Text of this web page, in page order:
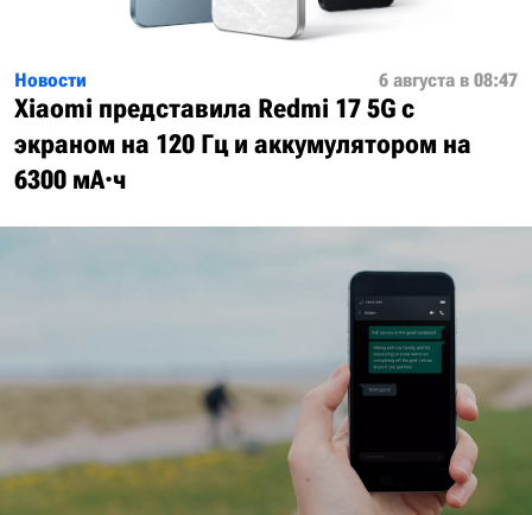
Новости 6 августа в 08:47
Xiaomi представила Redmi 17 5G с
экраном на 120 Гц и аккумулятором на
6300 мА·ч